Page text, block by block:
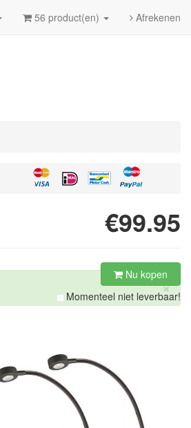
56 product(en) Afrekenen
€99.95
Nu kopen
Momenteel niet leverbaar!
×